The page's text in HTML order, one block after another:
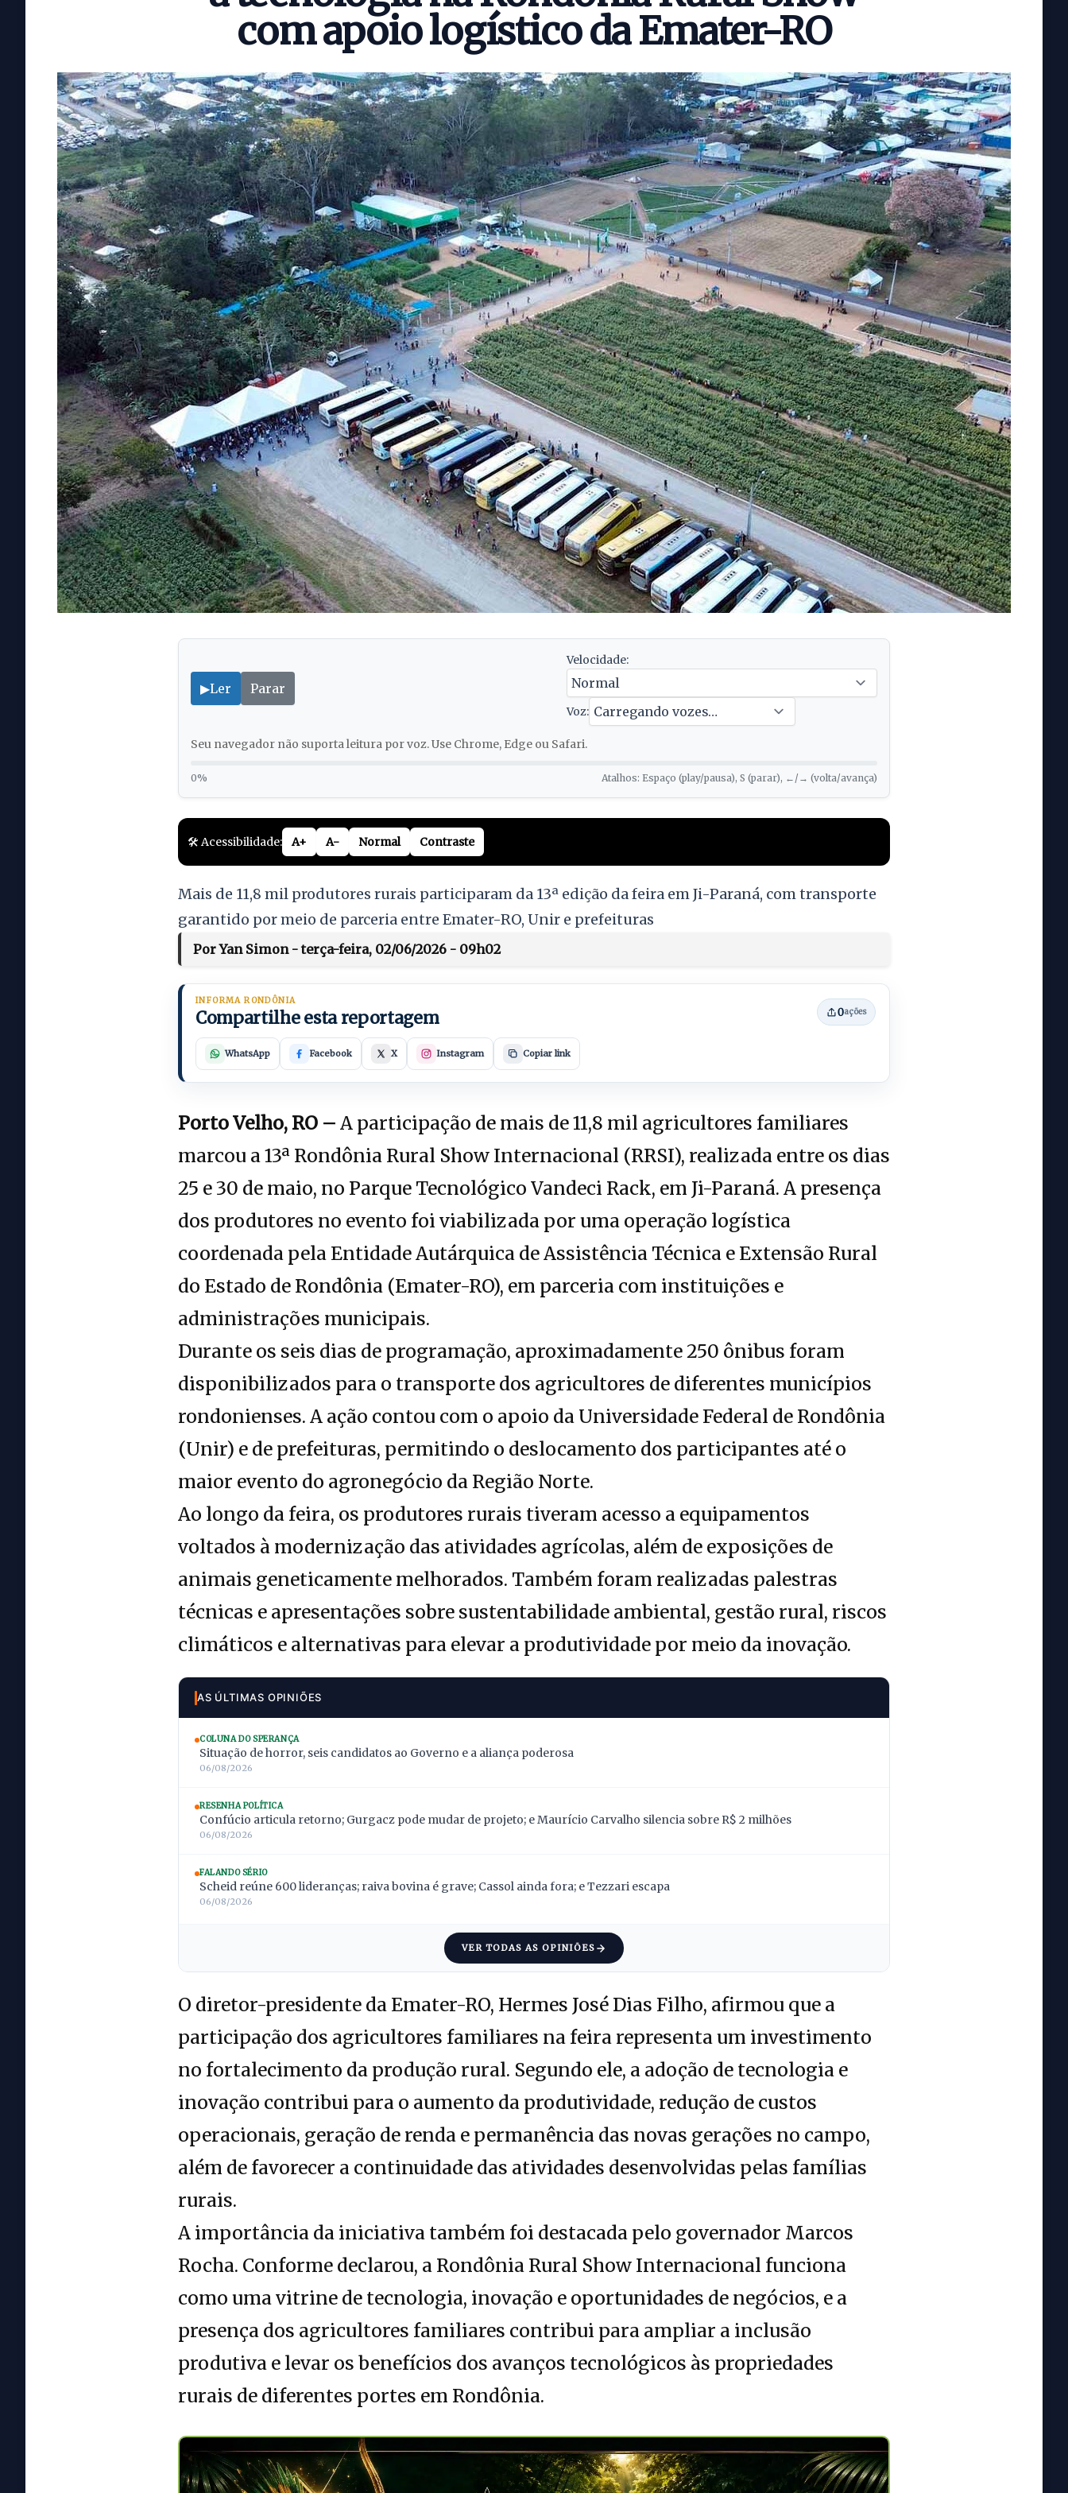
com apoio logístico da Emater-RO
▶Ler Parar
Velocidade:
Voz:
Seu navegador não suporta leitura por voz. Use Chrome, Edge ou Safari.
0% Atalhos: Espaço (play/pausa), S (parar), ←/→ (volta/avança)
🛠️ Acessibilidade: A+ A- Normal Contraste
Mais de 11,8 mil produtores rurais participaram da 13ª edição da feira em Ji-Paraná, com transporte
garantido por meio de parceria entre Emater-RO, Unir e prefeituras
Por Yan Simon - terça-feira, 02/06/2026 - 09h02
INFORMA RONDÔNIA
Compartilhe esta reportagem 0ações
WhatsApp Facebook X Instagram Copiar link
Porto Velho, RO – A participação de mais de 11,8 mil agricultores familiares
marcou a 13ª Rondônia Rural Show Internacional (RRSI), realizada entre os dias
25 e 30 de maio, no Parque Tecnológico Vandeci Rack, em Ji-Paraná. A presença
dos produtores no evento foi viabilizada por uma operação logística
coordenada pela Entidade Autárquica de Assistência Técnica e Extensão Rural
do Estado de Rondônia (Emater-RO), em parceria com instituições e
administrações municipais.
Durante os seis dias de programação, aproximadamente 250 ônibus foram
disponibilizados para o transporte dos agricultores de diferentes municípios
rondonienses. A ação contou com o apoio da Universidade Federal de Rondônia
(Unir) e de prefeituras, permitindo o deslocamento dos participantes até o
maior evento do agronegócio da Região Norte.
Ao longo da feira, os produtores rurais tiveram acesso a equipamentos
voltados à modernização das atividades agrícolas, além de exposições de
animais geneticamente melhorados. Também foram realizadas palestras
técnicas e apresentações sobre sustentabilidade ambiental, gestão rural, riscos
climáticos e alternativas para elevar a produtividade por meio da inovação.
AS ÚLTIMAS OPINIÕES
COLUNA DO SPERANÇA
Situação de horror, seis candidatos ao Governo e a aliança poderosa
06/08/2026
RESENHA POLÍTICA
Confúcio articula retorno; Gurgacz pode mudar de projeto; e Maurício Carvalho silencia sobre R$ 2 milhões
06/08/2026
FALANDO SÉRIO
Scheid reúne 600 lideranças; raiva bovina é grave; Cassol ainda fora; e Tezzari escapa
06/08/2026
VER TODAS AS OPINIÕES
O diretor-presidente da Emater-RO, Hermes José Dias Filho, afirmou que a
participação dos agricultores familiares na feira representa um investimento
no fortalecimento da produção rural. Segundo ele, a adoção de tecnologia e
inovação contribui para o aumento da produtividade, redução de custos
operacionais, geração de renda e permanência das novas gerações no campo,
além de favorecer a continuidade das atividades desenvolvidas pelas famílias
rurais.
A importância da iniciativa também foi destacada pelo governador Marcos
Rocha. Conforme declarou, a Rondônia Rural Show Internacional funciona
como uma vitrine de tecnologia, inovação e oportunidades de negócios, e a
presença dos agricultores familiares contribui para ampliar a inclusão
produtiva e levar os benefícios dos avanços tecnológicos às propriedades
rurais de diferentes portes em Rondônia.